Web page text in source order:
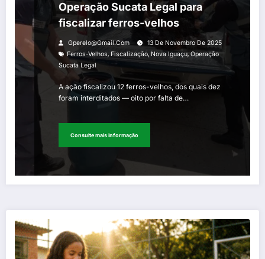
Operação Sucata Legal para
fiscalizar ferros-velhos
Gperelo@gmail.com
13 De Novembro De 2025
Ferros-Velhos, Fiscalização, Nova Iguaçu,Operação
Sucata Legal
A ação fiscalizou 12 ferros-velhos, dos quais dez
foram interditados — oito por falta de…
Consulte mais informação